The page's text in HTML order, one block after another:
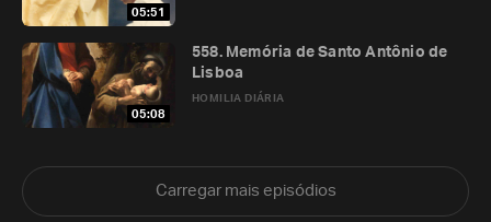
05:51
05:08
HOMILIA DIÁRIA
558. Memória de Santo Antônio de
Lisboa
Carregar mais episódios